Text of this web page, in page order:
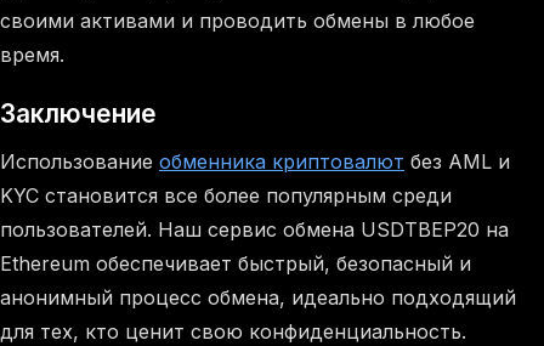
своими активами и проводить обмены в любое
время.
Заключение
Использование обменника криптовалют без AML и
KYC становится все более популярным среди
пользователей. Наш сервис обмена USDTBEP20 на
Ethereum обеспечивает быстрый, безопасный и
анонимный процесс обмена, идеально подходящий
для тех, кто ценит свою конфиденциальность.